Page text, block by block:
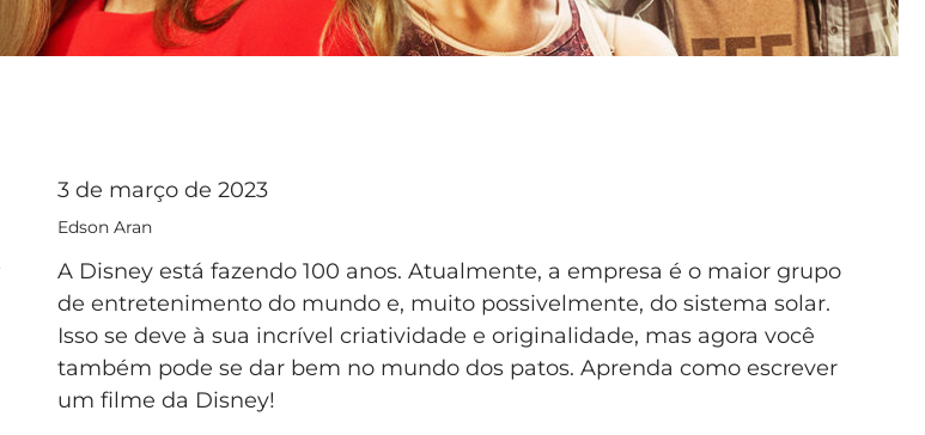
3 de março de 2023
Edson Aran
A Disney está fazendo 100 anos. Atualmente, a empresa é o maior grupo
de entretenimento do mundo e, muito possivelmente, do sistema solar.
Isso se deve à sua incrível criatividade e originalidade, mas agora você
também pode se dar bem no mundo dos patos. Aprenda como escrever
um filme da Disney!